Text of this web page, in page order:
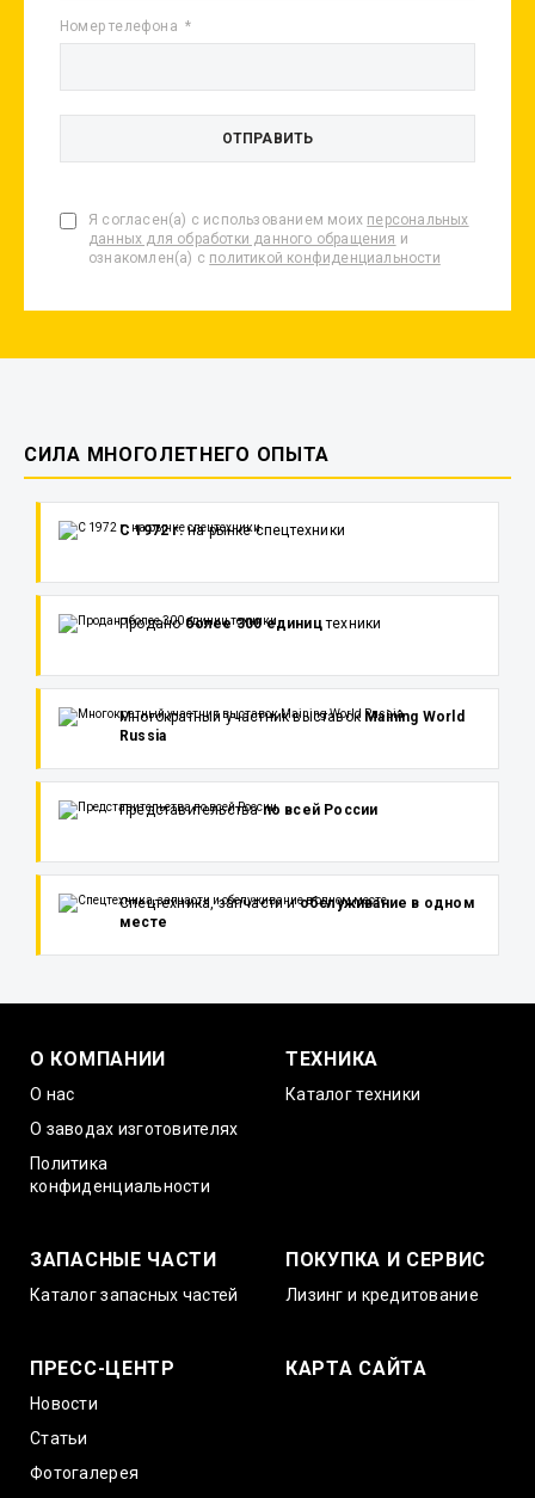
Номер телефона
Я согласен(а) с использованием моих персональных
данных для обработки данного обращения и
ознакомлен(а) с политикой конфиденциальности
СИЛА МНОГОЛЕТНЕГО ОПЫТА
С 1972 г.на рынке спецтехники
Проданоболее 300 едиництехники
Многократный участник выставок Maining World
Russia
Представительствапо всей России
Спецтехника, запчасти иобслуживание в одном
месте
О КОМПАНИИ
О нас
О заводах изготовителях
Политика
конфиденциальности
ТЕХНИКА
Каталог техники
ЗАПАСНЫЕ ЧАСТИ
Каталог запасных частей
ПОКУПКА И СЕРВИС
Лизинг и кредитование
ПРЕСС-ЦЕНТР
Новости
Статьи
Фотогалерея
КАРТА САЙТА